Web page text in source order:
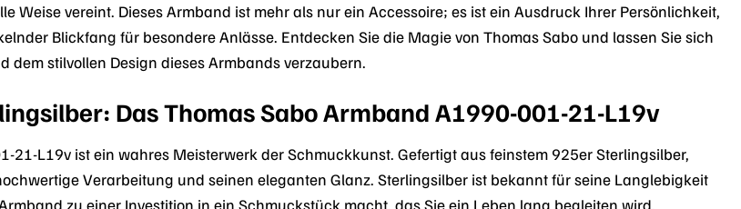
Weise vereint. Dieses Armband ist mehr als nur ein Accessoire; es ist ein Ausdruck Ihrer Persönlichkeit,
Blickfang für besondere Anlässe. Entdecken Sie die Magie von Thomas Sabo und lassen Sie sich
stilvollen Design dieses Armbands verzaubern.
Das Thomas Sabo Armband A1990-001-21-L19v
21-L19v ist ein wahres Meisterwerk der Schmuckkunst. Gefertigt aus feinstem 925er Sterlingsilber,
Verarbeitung und seinen eleganten Glanz. Sterlingsilber ist bekannt für seine Langlebigkeit
zu einer Investition in ein Schmuckstück macht, das Sie ein Leben lang begleiten wird.